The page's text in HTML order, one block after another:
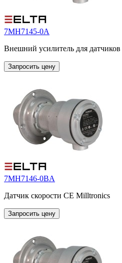
7MH7145-0A
Внешний усилитель для
Запросить цену
7MH7146-0BA
Датчик скорости CE Milltronics
Запросить цену